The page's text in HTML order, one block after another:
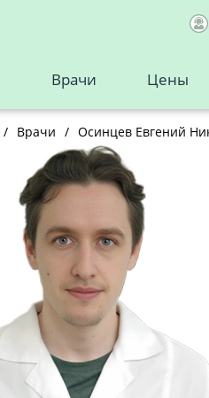
Врачи Цены
/ Врачи / Осинцев Евгений